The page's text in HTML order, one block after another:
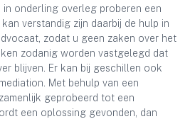
in onderling overleg proberen een
verstandig zijn daarbij de hulp in
zodat u geen zaken over het
zodanig worden vastgelegd dat
blijven. Er kan bij geschillen ook
Met behulp van een
geprobeerd tot een
een oplossing gevonden, dan